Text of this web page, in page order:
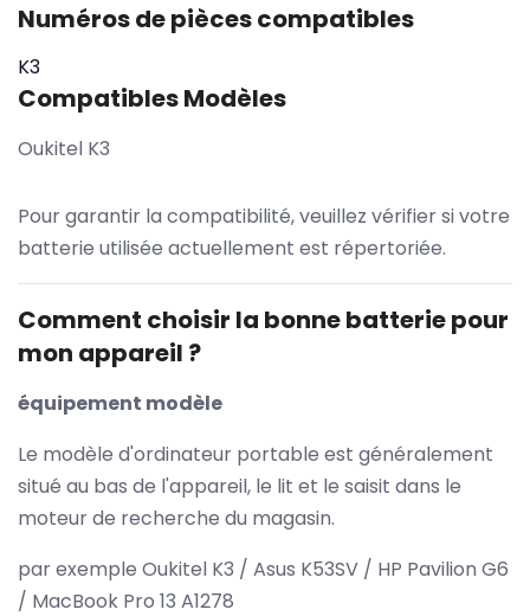
Numéros de pièces compatibles
K3
Compatibles Modèles
Oukitel K3
Pour garantir la compatibilité, veuillez vérifier si votre
batterie utilisée actuellement est répertoriée.
Comment choisir la bonne batterie pour
mon appareil ?
équipement modèle
Le modèle d'ordinateur portable est généralement
situé au bas de l'appareil, le lit et le saisit dans le
moteur de recherche du magasin.
par exemple Oukitel K3 / Asus K53SV / HP Pavilion G6
/ MacBook Pro 13 A1278